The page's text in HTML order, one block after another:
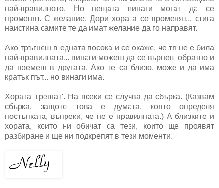
най-правилното. Но нещата винаги могат да се
променят. С желание. Дори хората се променят... стига
наистина самите те да имат желание да го направят.
Ако тръгнеш в едната посока и се окаже, че тя не е била
най-правилната... винаги можеш да се върнеш обратно и
да поемеш в другата. Ако те са близо, може и да има
кратък път... но винаги има.
Хората 'грешат'. На всеки се случва да сбърка. (Казвам
сбърка, защото това е думата, която определя
постъпката, въпреки, че не е правилната.) А близките и
хората, които ни обичат са тези, които ще проявят
разбиране и ще ни подкрепят в тези моменти.